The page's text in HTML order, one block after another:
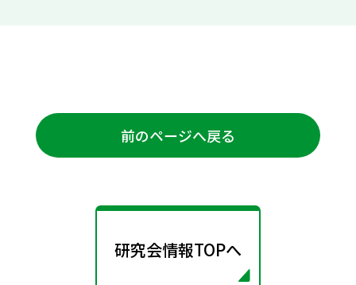
前のページへ戻る
研究会情報TOPへ